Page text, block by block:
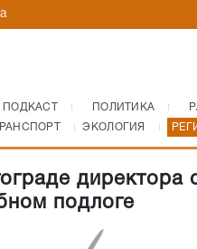
ПОДКАСТ ПОЛИТИКА
ЭКОЛОГИЯ
директора
подлоге